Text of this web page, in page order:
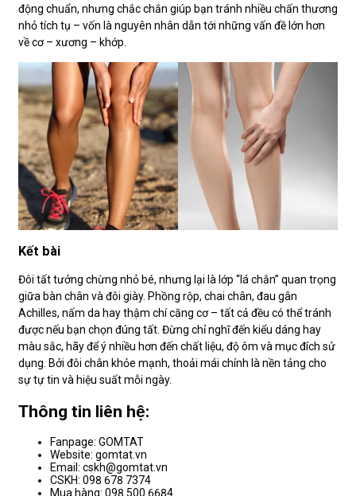
động chuẩn, nhưng chắc chắn giúp bạn tránh nhiều chấn thương
nhỏ tích tụ – vốn là nguyên nhân dẫn tới những vấn đề lớn hơn
về cơ – xương – khớp.
Kết bài
Đôi tất tưởng chừng nhỏ bé, nhưng lại là lớp “lá chắn” quan trọng
giữa bàn chân và đôi giày. Phồng rộp, chai chân, đau gân
Achilles, nấm da hay thậm chí căng cơ – tất cả đều có thể tránh
được nếu bạn chọn đúng tất. Đừng chỉ nghĩ đến kiểu dáng hay
màu sắc, hãy để ý nhiều hơn đến chất liệu, độ ôm và mục đích sử
dụng. Bởi đôi chân khỏe mạnh, thoải mái chính là nền tảng cho
sự tự tin và hiệu suất mỗi ngày.
Thông tin liên hệ:
Fanpage: GOMTAT
Website: gomtat.vn
Email: cskh@gomtat.vn
CSKH: 098 678 7374
Mua hàng: 098 500 6684